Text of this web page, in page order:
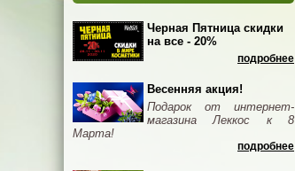
Черная Пятница скидки
на все - 20%
подробнее
Весенняя акция!
Подарок от интернет-
магазина Леккос к 8
Марта!
подробнее